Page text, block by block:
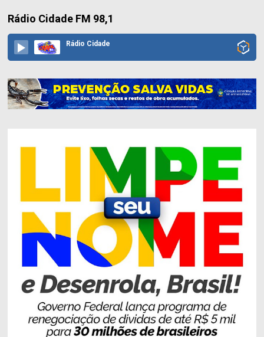
Rádio Cidade FM 98,1
Rádio Cidade